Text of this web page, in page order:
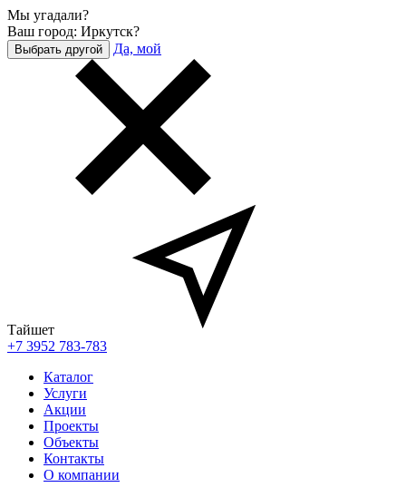
Мы угадали?
Ваш город: Иркутск?
Выбрать другой Да, мой
Тайшет
+7 3952 783-783
Каталог
Услуги
Акции
Проекты
Объекты
Контакты
О компании